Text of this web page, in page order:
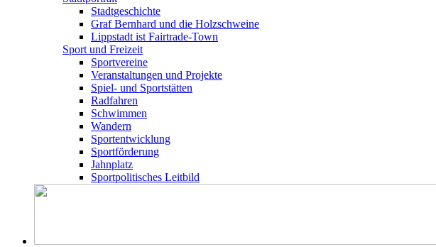
Stadtgeschichte
Graf Bernhard und die Holzschweine
Lippstadt ist Fairtrade-Town
Sport und Freizeit
Sportvereine
Veranstaltungen und Projekte
Spiel- und Sportstätten
Radfahren
Schwimmen
Wandern
Sportentwicklung
Sportförderung
Jahnplatz
Sportpolitisches Leitbild